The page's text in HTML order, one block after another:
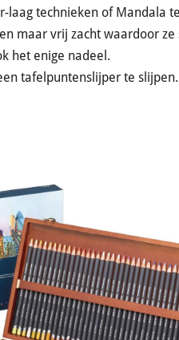
laag technieken of Mandala
maar vrij zacht waardoor ze
het enige nadeel.
tafelpuntenslijper te slijpen.